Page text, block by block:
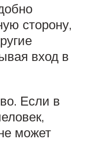
сторону,
вход в
Если в
может